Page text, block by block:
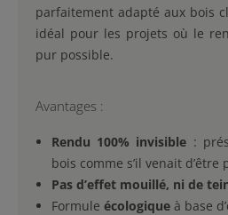
parfaitement adapté aux bois
idéal pour les projets où le
pur possible.
Avantages :
Rendu 100% invisible :
bois comme s’il venait d’être
Pas d’effet mouillé, ni de
Formule écologique à base